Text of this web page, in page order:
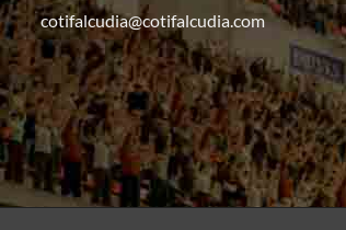
cotifalcudia@cotifalcudia.com